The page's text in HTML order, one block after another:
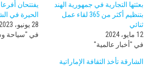
بعثتها التجارية في جمهورية الهند
بتنظيم أكثر من 365 لقاء عمل
ثنائي
12 مايو، 2024
في "أخبار عالمية"
يفتتحان
الحيرة في
28 يونيو، 2023
في "سياحة
الشارقة تأخذ الثقافة الإماراتية